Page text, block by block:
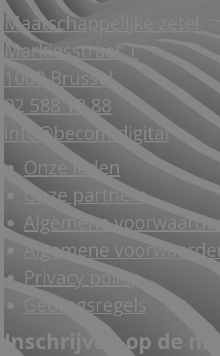
Maatschappelijke zetel
Markiesstraat 1
1000 Brussel
02 588 18 88
info@becom.digital
Onze leden
Onze partners
Algemene
Algemene
Privacy policy
Gedragsregels
Inschrijven op de